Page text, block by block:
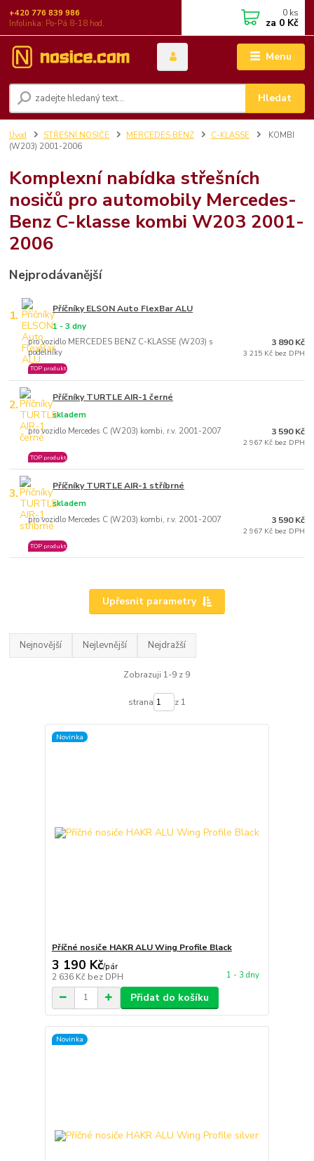
Menu
Hledat
+420 776 839 986
Infolinka: Po-Pá 8-18 hod.
0 ks
za 0 Kč
Úvod STŘEŠNÍ NOSIČE MERCEDES BENZ C-KLASSE
KOMBI
(W203) 2001-2006
Komplexní nabídka střešních
nosičů pro automobily Mercedes-
Benz C-klasse kombi W203 2001-
2006
Nejprodávanější
1. Příčníky ELSON Auto FlexBar ALU
pro vozidlo MERCEDES BENZ C-KLASSE (W203) s
podélníky
1 - 3 dny
TOP produkt
3 890 Kč
3 215 Kč bez DPH
2. Příčníky TURTLE AIR-1 černé
pro vozidlo Mercedes C (W203) kombi, r.v. 2001-2007
skladem
TOP produkt
3 590 Kč
2 967 Kč bez DPH
3. Příčníky TURTLE AIR-1 stříbrné
pro vozidlo Mercedes C (W203) kombi, r.v. 2001-2007
skladem
TOP produkt
3 590 Kč
2 967 Kč bez DPH
Upřesnit parametry
Nejnovější Nejlevnější Nejdražší
Zobrazuji 1-9 z 9
strana z 1
Novinka
Příčné nosiče HAKR ALU Wing Profile Black
3 190 Kč/pár
2 636 Kč bez DPH 1 - 3 dny
Přidat do košíku
Novinka